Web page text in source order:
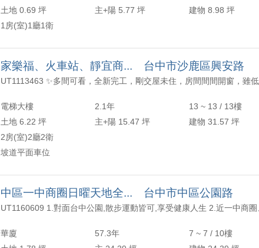
土地 0.69 坪
主+陽 5.77 坪
建物 8.98 坪
1房(室)1廳1衛
家樂福、火車站、靜宜商... 台中市沙鹿區興安路
電梯大樓 2.1年
13 ~ 13 / 13樓
土地 6.22 坪
主+陽 15.47 坪
建物 31.57 坪
2房(室)2廳2衛
坡道平面車位
中區一中商圈日曜天地全... 台中市中區公園路
華廈 57.3年
7 ~ 7 / 10樓